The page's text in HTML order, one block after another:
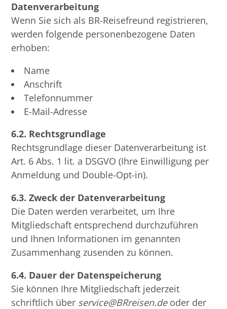
Datenverarbeitung
Wenn Sie sich als BR-Reisefreund registrieren,
werden folgende personenbezogene Daten
erhoben:
Name
Anschrift
Telefonnummer
E-Mail-Adresse
6.2. Rechtsgrundlage
Rechtsgrundlage dieser Datenverarbeitung ist
Art. 6 Abs. 1 lit. a DSGVO (Ihre Einwilligung per
Anmeldung und Double-Opt-in).
6.3. Zweck der Datenverarbeitung
Die Daten werden verarbeitet, um Ihre
Mitgliedschaft entsprechend durchzuführen
und Ihnen Informationen im genannten
Zusammenhang zusenden zu können.
6.4. Dauer der Datenspeicherung
Sie können Ihre Mitgliedschaft jederzeit
schriftlich über service@BRreisen.deoder der